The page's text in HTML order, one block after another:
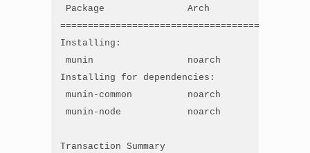
Package               Arch
Installing:
munin                 noarch
Installing for dependencies:
munin-common          noarch
munin-node            noarch
Transaction Summary